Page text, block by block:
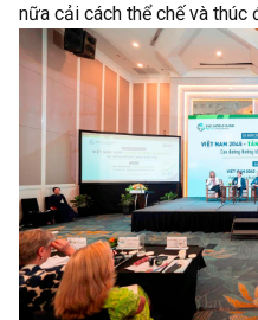
nữa cải cách thể chế và thúc